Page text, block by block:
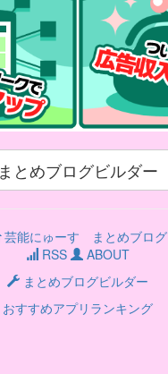
まとめブログビルダー
芸能にゅーす まとめブログ
RSS
ABOUT
まとめブログビルダー
おすすめアプリランキング